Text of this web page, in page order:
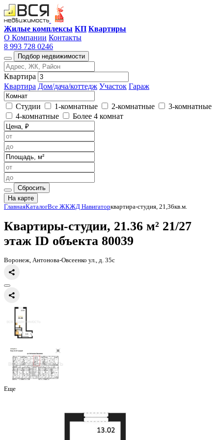
Жилые комплексы КП Квартиры
О Компании Контакты
8 993 728 0246
Подбор недвижимости
Квартира
Квартира Дом/дача/коттедж Участок Гараж
Студии 1-комнатные 2-комнатные
3-комнатные
4-комнатные
Более 4 комнат
Сбросить
На карте
Главная КаталогВсе ЖК ЖД Навигатор
Квартиры-студии, 21.36 м²
этаж
Воронеж, Антонова-Овсеенко ул., д. 35с